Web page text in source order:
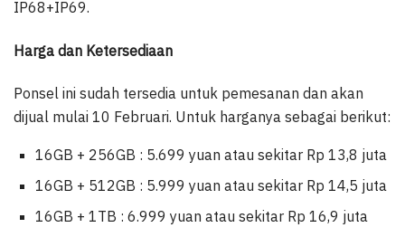
IP68+IP69.
Harga dan Ketersediaan
Ponsel ini sudah tersedia untuk pemesanan dan akan
dijual mulai 10 Februari. Untuk harganya sebagai berikut:
16GB + 256GB : 5.699 yuan atau sekitar Rp 13,8 juta
16GB + 512GB : 5.999 yuan atau sekitar Rp 14,5 juta
16GB + 1TB : 6.999 yuan atau sekitar Rp 16,9 juta